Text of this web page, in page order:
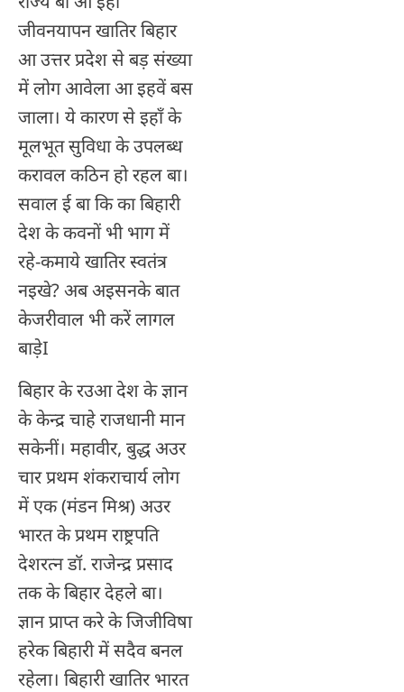
जीवनयापन खातिर बिहार
आ उत्तर प्रदेश से बड़ संख्या
में लोग आवेला आ इहवें बस
जाला। ये कारण से इहाँ के
मूलभूत सुविधा के उपलब्ध
करावल कठिन हो रहल बा।
सवाल ई बा कि का बिहारी
देश के कवनों भी भाग में
रहे-कमाये खातिर स्वतंत्र
नइखे? अब अइसनके बात
केजरीवाल भी करें लागल
बाड़ेI
बिहार के रउआ देश के ज्ञान
के केन्द्र चाहे राजधानी मान
सकेनीं। महावीर, बुद्ध अउर
चार प्रथम शंकराचार्य लोग
में एक (मंडन मिश्र) अउर
भारत के प्रथम राष्ट्रपति
देशरत्न डॉ. राजेन्द्र प्रसाद
तक के बिहार देहले बा।
ज्ञान प्राप्त करे के जिजीविषा
हरेक बिहारी में सदैव बनल
रहेला। बिहारी खातिर भारत